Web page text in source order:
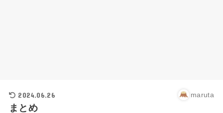
2024.06.26 maruta
まとめ